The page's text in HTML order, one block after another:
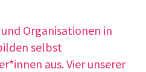
Orga­ni­sa­tio­nen in
selbst
aus. Vier unse­rer